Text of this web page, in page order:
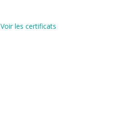
Voir les certificats